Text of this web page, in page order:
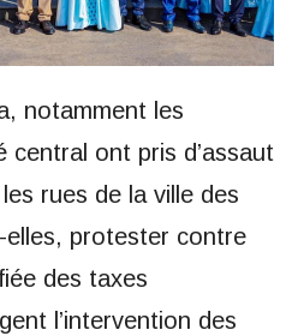
notamment les
central ont pris d’assaut
rues de la ville des
elles, protester contre
des taxes
l’intervention des